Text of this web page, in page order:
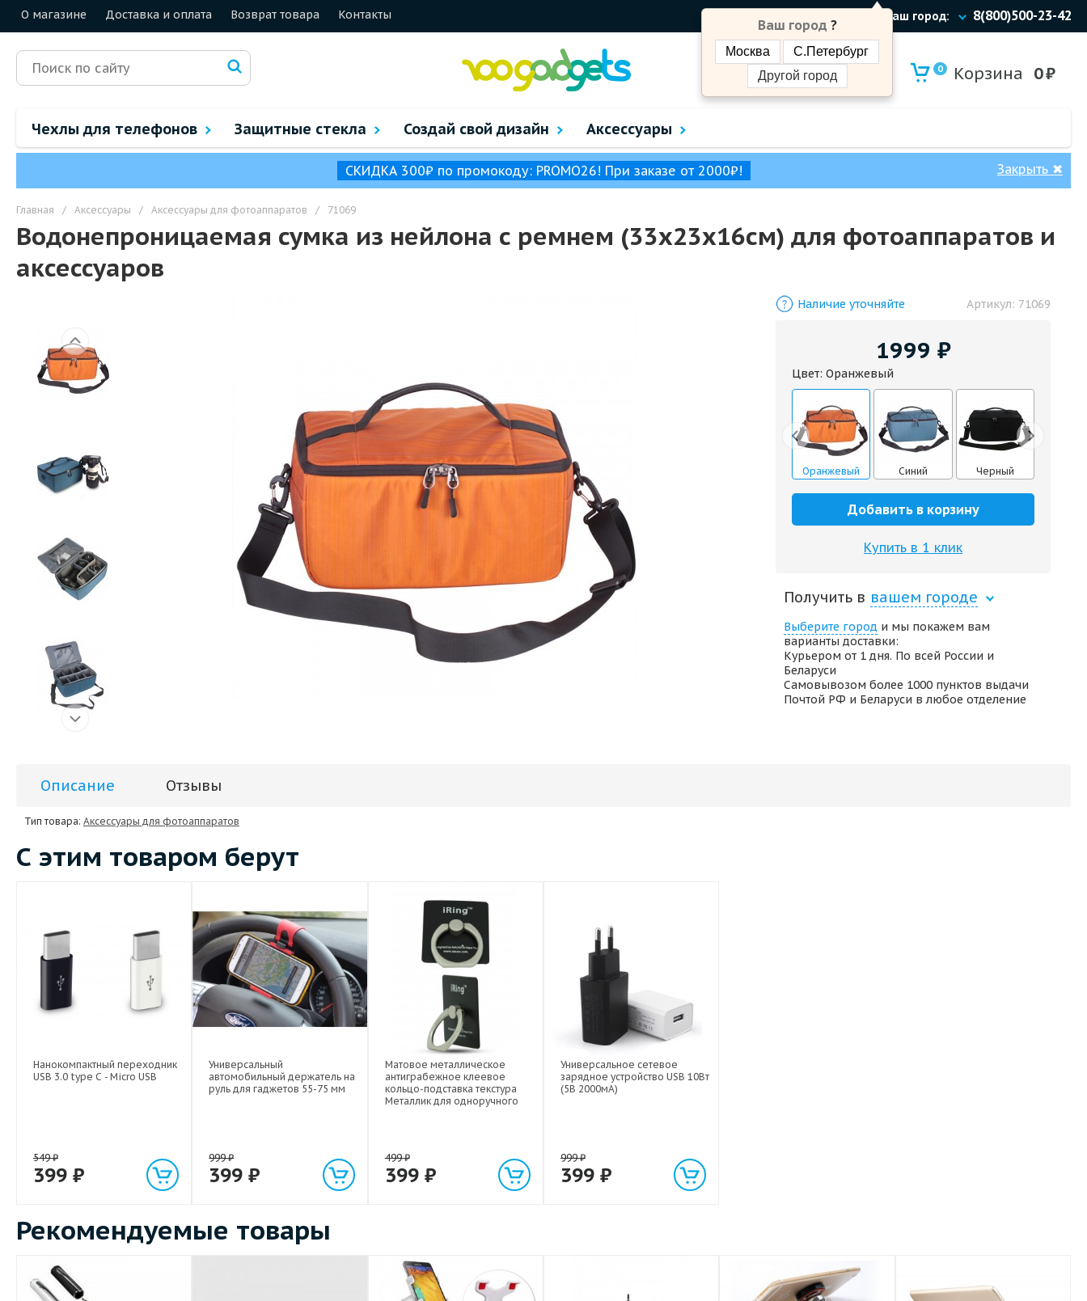
О магазине Доставка и оплата Возврат товара Контакты Ваш город:
Ваш город ?
Москва
С.Петербург
Другой город
8(800)500-23-42
0 Корзина 0₽
Чехлы для телефонов Защитные стекла Создай свой дизайн Аксессуары
СКИДКА 300₽ по промокоду: PROMO26! При заказе от 2000₽! Закрыть ✖
Главная / Аксессуары / Аксессуары для фотоаппаратов / 71069
Водонепроницаемая сумка из нейлона с ремнем (33x23x16см) для фотоаппаратов и
аксессуаров
Наличие уточняйте Артикул: 71069
1999 ₽
Цвет: Оранжевый
Оранжевый Оранжевый Синий Черный
Добавить в корзину
Купить в 1 клик
Получить в вашем городе
Выберите город и мы покажем вам
варианты доставки:
Курьером от 1 дня. По всей России и
Беларуси
Самовывозом более 1000 пунктов выдачи
Почтой РФ и Беларуси в любое отделение
Описание Отзывы
Тип товара: Аксессуары для фотоаппаратов
С этим товаром берут
Нанокомпактный переходник
USB 3.0 type C - Micro USB
549₽
399 ₽
Универсальный
автомобильный держатель на
руль для гаджетов 55-75 мм
999₽
399₽
Матовое металлическое
антиграбежное клеевое
кольцо-подставка текстура
Металлик для одноручного
499₽
399 ₽
Универсальное сетевое
зарядное устройство USB 10Вт
(5В 2000мА)
999₽
399 ₽
Рекомендуемые товары